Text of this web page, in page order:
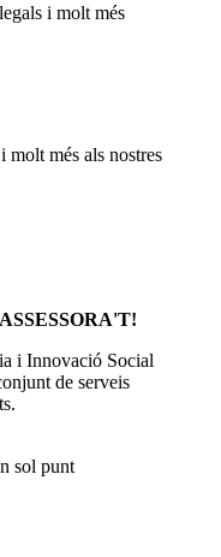
i molt més
molt més als nostres
i Innovació Social
de serveis